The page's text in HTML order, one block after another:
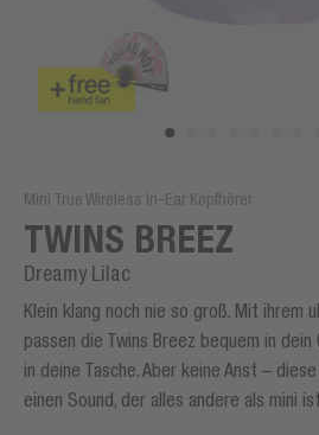
Mini True Wireless In-Ear Kopfhörer
TWINS BREEZ
Dreamy Lilac
Klein klang noch nie so groß. Mit ihrem
passen die Twins Breez bequem in dein
in deine Tasche. Aber keine Anst –
einen Sound, der alles andere als mini